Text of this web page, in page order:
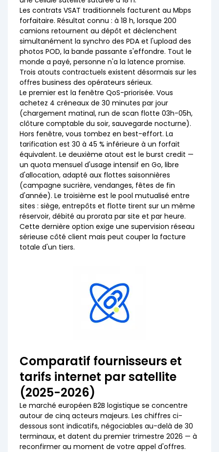
Les contrats VSAT traditionnels facturent au Mbps
forfaitaire. Résultat connu : à 18 h, lorsque 200
camions retournent au dépôt et déclenchent
simultanément la synchro des PDA et l'upload des
photos POD, la bande passante s'effondre. Tout le
monde a payé, personne n'a la latence promise.
Trois atouts contractuels existent désormais sur les
offres business des opérateurs sérieux.
Le premier est la fenêtre QoS-priorisée. Vous
achetez 4 créneaux de 30 minutes par jour
(chargement matinal, run de scan flotte 03h-05h,
clôture comptable du soir, sauvegarde nocturne).
Hors fenêtre, vous tombez en best-effort. La
tarification est 30 à 45 % inférieure à un forfait
équivalent. Le deuxième atout est le burst credit —
un quota mensuel d'usage intensif en Go, libre
d'allocation, adapté aux flottes saisonnières
(campagne sucrière, vendanges, fêtes de fin
d'année). Le troisième est le pool mutualisé entre
sites : siège, entrepôts et flotte tirent sur un même
réservoir, débité au prorata par site et par heure.
Cette dernière option exige une supervision réseau
sérieuse côté client mais peut couper la facture
totale d'un tiers.
Comparatif fournisseurs et
tarifs internet par satellite
(2025-2026)
Le marché européen B2B logistique se concentre
autour de cinq acteurs majeurs. Les chiffres ci-
dessous sont indicatifs, négociables au-delà de 30
terminaux, et datent du premier trimestre 2026 — à
reconfirmer au moment de votre appel d'offres.